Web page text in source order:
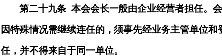
第二十九条 本会会长一般由企业经营者担任。
因特殊情况需继续连任的，须事先经业务主管单位
任，并不得来自于同一单位。